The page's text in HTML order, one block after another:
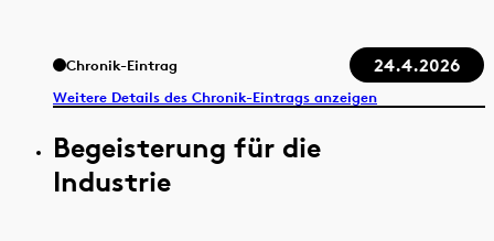
Chronik-Eintrag 24.4.2026
Weitere Details des Chronik-Eintrags anzeigen
Begeisterung für die
Industrie